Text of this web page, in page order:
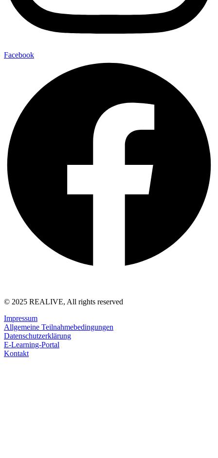
Facebook
© 2025 REALIVE, All rights reserved
Impressum
Allgemeine Teilnahmebedingungen
Datenschutzerklärung
E-Learning-Portal
Kontakt